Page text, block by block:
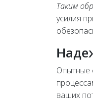
Таким
усилия
Опытные
ваших